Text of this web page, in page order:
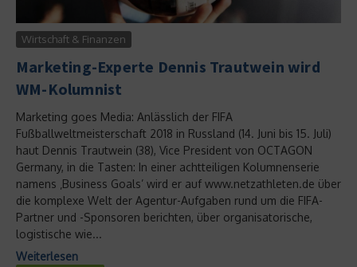
Wirtschaft & Finanzen
Marketing-Experte Dennis Trautwein wird
WM-Kolumnist
Marketing goes Media: Anlässlich der FIFA
Fußballweltmeisterschaft 2018 in Russland (14. Juni bis 15. Juli)
haut Dennis Trautwein (38), Vice President von OCTAGON
Germany, in die Tasten: In einer achtteiligen Kolumnenserie
namens ‚Business Goals’ wird er auf www.netzathleten.de über
die komplexe Welt der Agentur-Aufgaben rund um die FIFA-
Partner und -Sponsoren berichten, über organisatorische,
logistische wie...
Weiterlesen